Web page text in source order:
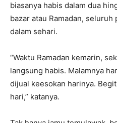
biasanya habis dalam dua
bazar atau Ramadan,
dalam sehari.
“Waktu Ramadan kemarin,
langsung habis. Malamnya
dijual keesokan harinya.
hari,” katanya.